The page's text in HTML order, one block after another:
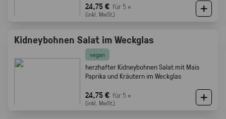
24,75 € für 5 ×
(inkl. MwSt.)
Kidneybohnen Salat im Weckglas
vegan
herzhafter Kidneybohnen Salat mit Mais
Paprika und Kräutern im Weckglas
24,75 € für 5 ×
(inkl. MwSt.)